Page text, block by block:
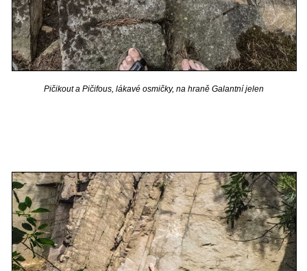
Pičikout a Pičifous, lákavé osmičky, na hraně Galantní jelen